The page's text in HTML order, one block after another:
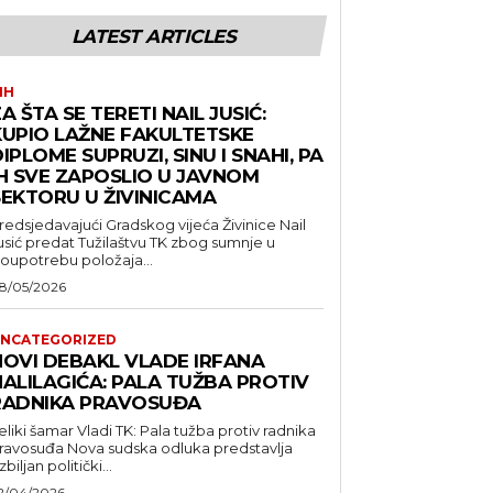
LATEST ARTICLES
ŠTA SE TERETI NAIL JUSIĆ:
LAŽNE FAKULTETSKE
SUPRUZI, SINU I SNAHI, PA
SVE ZAPOSLIO U JAVNOM
U ŽIVINICAMA
Gradskog vijeća Živinice Nail
predat Tužilaštvu TK zbog sumnje u
položaja...
05/2026
DEBAKL VLADE IRFANA
PALA TUŽBA PROTIV
PRAVOSUĐA
šamar Vladi TK: Pala tužba protiv radnika
Nova sudska odluka predstavlja
politički...